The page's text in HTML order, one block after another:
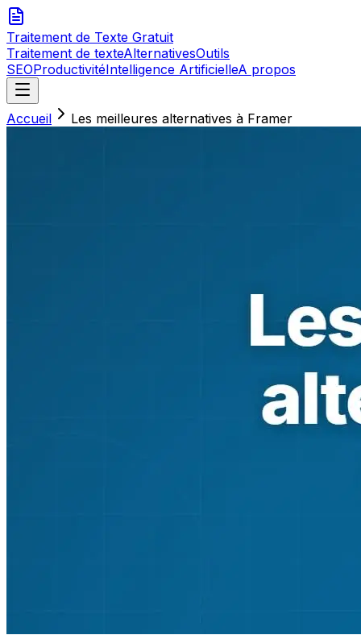
Traitement de Texte Gratuit
Traitement de texteAlternativesOutils
SEOProductivitéIntelligence ArtificielleA propos
Accueil Les meilleures alternatives à Framer